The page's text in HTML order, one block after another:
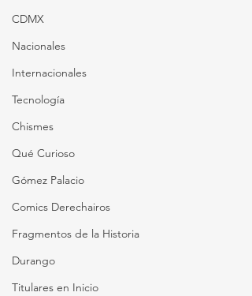
CDMX
Nacionales
Internacionales
Tecnología
Chismes
Qué Curioso
Gómez Palacio
Comics Derechairos
Fragmentos de la Historia
Durango
Titulares en Inicio